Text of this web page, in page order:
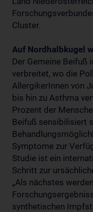
Cluster.
Auf Nordhalbkugel
Der Gemeine Beifuß
verbreitet, wo die
AllergikerInnen von
bis hin zu Asthma
Prozent der
Beifuß sensibilisiert
Symptome zur
Studie ist ein
Schritt zur
„Als nächstes
synthetischen